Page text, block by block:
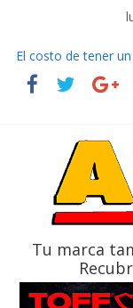
La FEDAK recibe
Vuelta
El costo de tener
¿Qué puede pasar
La Vuelta al
Tu marca